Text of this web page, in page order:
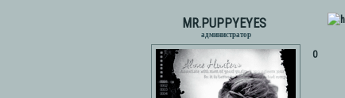
MR.PUPPYEYES
администратор
0